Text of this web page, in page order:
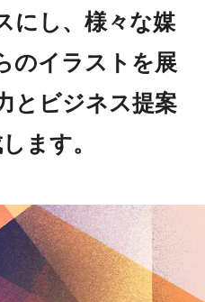
にし、様々な媒
のイラストを展
とビジネス提案
ます。